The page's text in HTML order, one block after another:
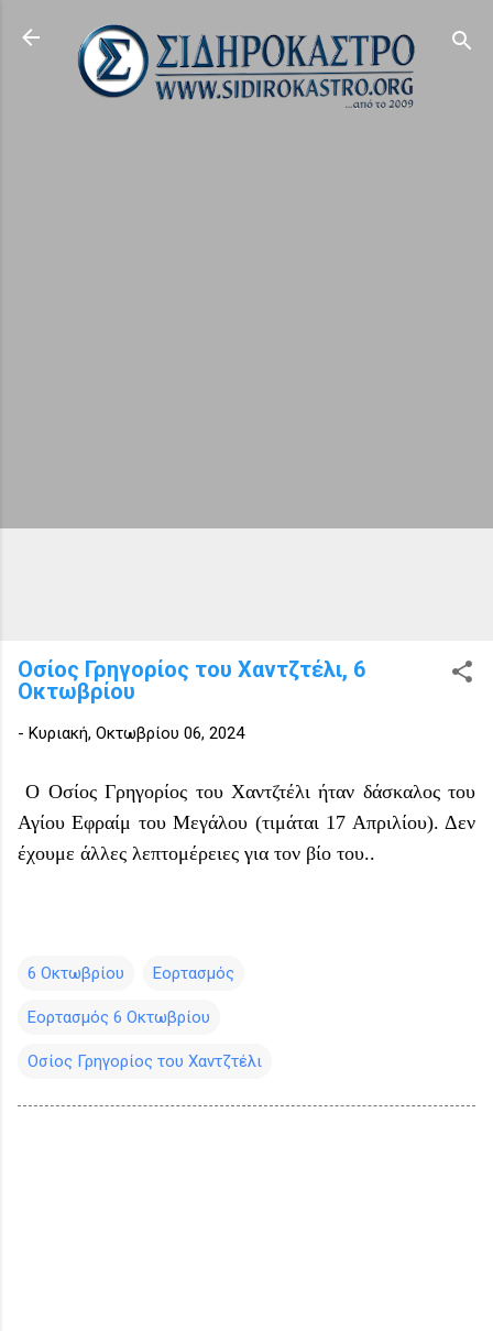
Μετάβαση στο κύριο περιεχόμενο
Οσίος Γρηγορίος του Χαντζτέλι, 6
Οκτωβρίου
- Κυριακή, Οκτωβρίου 06, 2024
Ο Οσίος Γρηγορίος του Χαντζτέλι ήταν δάσκαλος του
Αγίου Εφραίμ του Μεγάλου (τιμάται 17 Απριλίου). Δεν
έχουμε άλλες λεπτομέρειες για τον βίο του..
6 Οκτωβρίου Εορτασμός
Εορτασμός 6 Οκτωβρίου
Οσίος Γρηγορίος του Χαντζτέλι